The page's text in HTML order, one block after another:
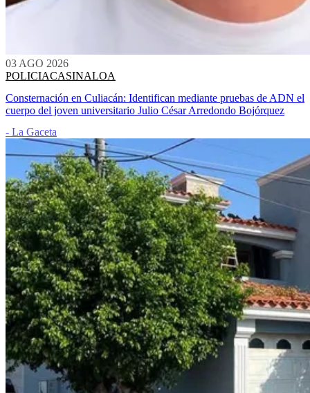
03 AGO 2026
POLICIACASINALOA
Consternación en Culiacán: Identifican mediante pruebas de ADN el
cuerpo del joven universitario Julio César Arredondo Bojórquez
- La Gaceta